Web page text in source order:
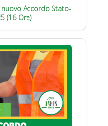
Accordo Stato-
(16 Ore)